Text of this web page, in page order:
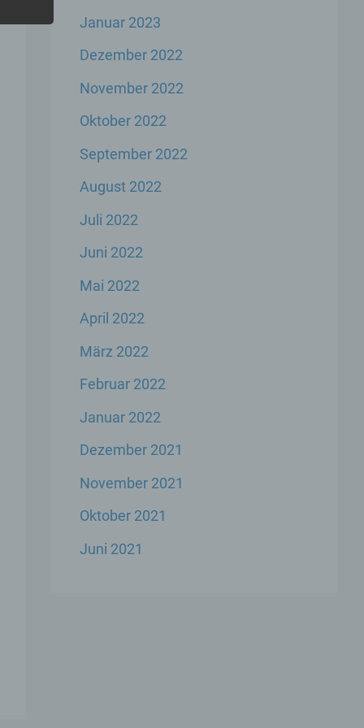
Januar 2023
Dezember 2022
November 2022
Oktober 2022
September 2022
August 2022
Juli 2022
Juni 2022
Mai 2022
April 2022
März 2022
Februar 2022
Januar 2022
Dezember 2021
November 2021
Oktober 2021
Juni 2021